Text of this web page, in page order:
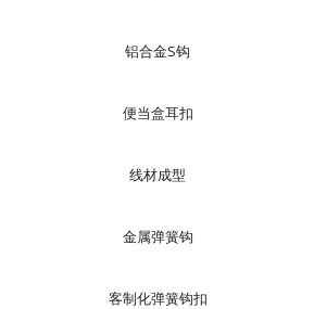
铝合金S钩
便当盒耳扣
线材成型
金属弹簧钩
客制化弹簧钩扣